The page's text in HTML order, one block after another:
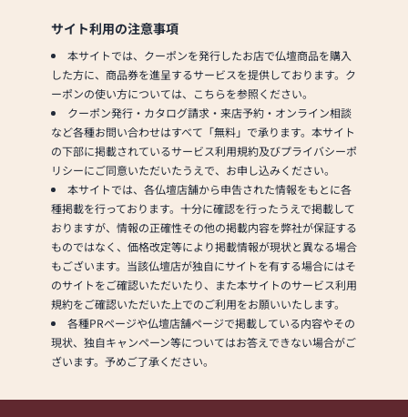
【営業時間】9:00～19:00
◆上記時間外はお電話にてご連絡い
ただければ、お客様のご都合のよい
時間にて対応させていただきます。
【定 休 日】火曜日
【駐 車 場】完備 （店舗隣7台）
【最 寄 駅】西尾駅（徒歩6分）
【その他取扱商品】仏像、仏具、念
珠、打敷き、進物用線香、ミニ骨
壷、神棚、神具、ローソク、線香、
墓前用品など
サイト利用の注意事項
本サイトでは、クーポンを発行したお店で仏壇商品を購入
した方に、商品券を進呈するサービスを提供しております。ク
ーポンの使い方については、こちらを参照ください。
クーポン発行・カタログ請求・来店予約・オンライン相談
など各種お問い合わせはすべて「無料」で承ります。本サイト
の下部に掲載されているサービス利用規約及びプライバシーポ
リシーにご同意いただいたうえで、お申し込みください。
本サイトでは、各仏壇店舗から申告された情報をもとに各
種掲載を行っております。十分に確認を行ったうえで掲載して
おりますが、情報の正確性その他の掲載内容を弊社が保証する
ものではなく、価格改定等により掲載情報が現状と異なる場合
もございます。当該仏壇店が独自にサイトを有する場合にはそ
のサイトをご確認いただいたり、また本サイトのサービス利用
規約をご確認いただいた上でのご利用をお願いいたします。
各種PRページや仏壇店舗ページで掲載している内容やその
現状、独自キャンペーン等についてはお答えできない場合がご
ざいます。予めご了承ください。